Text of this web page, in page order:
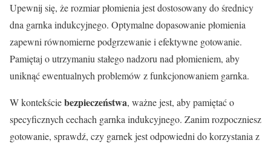
Upewnij się, że rozmiar płomienia jest dostosowany do średnicy
dna garnka indukcyjnego. Optymalne dopasowanie płomienia
zapewni równomierne podgrzewanie i efektywne gotowanie.
Pamiętaj o utrzymaniu stałego nadzoru nad płomieniem, aby
uniknąć ewentualnych problemów z funkcjonowaniem garnka.
W kontekściebezpieczeństwa, ważne jest, aby pamiętać o
specyficznych cechach garnka indukcyjnego. Zanim rozpoczniesz
gotowanie, sprawdź, czy garnek jest odpowiedni do korzystania z